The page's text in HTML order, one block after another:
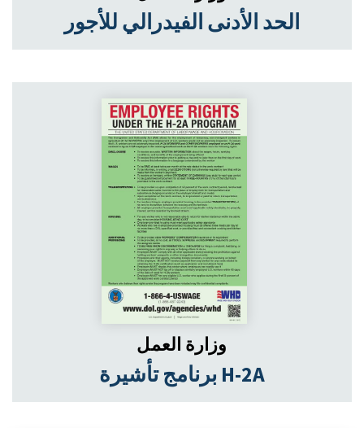
الحد الأدنى الفيدرالي للأجور
وزارة العمل
برنامج تأشيرة H-2A